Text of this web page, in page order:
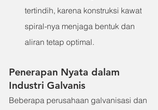
tertindih, karena konstruksi kawat
spiral-nya menjaga bentuk dan
aliran tetap optimal.
Penerapan Nyata dalam
Industri Galvanis
Beberapa perusahaan galvanisasi dan